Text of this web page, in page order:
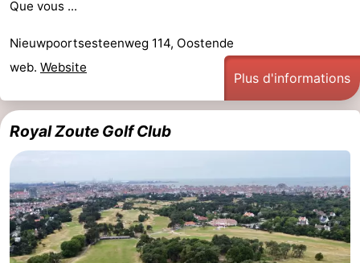
Zwin
Bruges
-
Gand
-
Ypres
La
côte
-
Nature
Het
-
Knokke-
-
Que vous ...
Nieuwpoortsesteenweg 114, Oostende
web. Website
Plus d'informations
Royal Zoute Golf Club